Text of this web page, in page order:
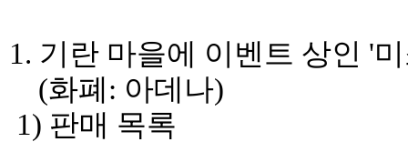
1. 기란 마을에 이벤트 상인 '
(화폐: 아데나)
1) 판매 목록